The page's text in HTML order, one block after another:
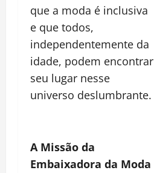
que a moda é inclusiva
e que todos,
independentemente da
idade, podem encontrar
seu lugar nesse
universo deslumbrante.
A Missão da
Embaixadora da Moda